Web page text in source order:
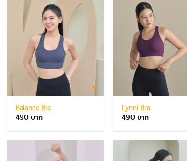
Balance Bra
490
Lynni Bra
490